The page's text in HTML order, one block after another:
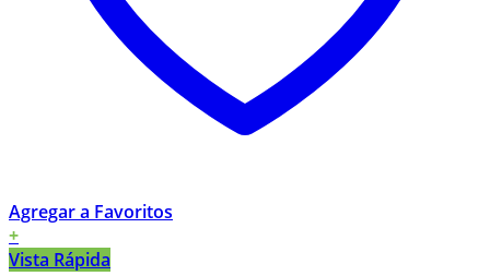
Agregar a Favoritos
+
Vista Rápida